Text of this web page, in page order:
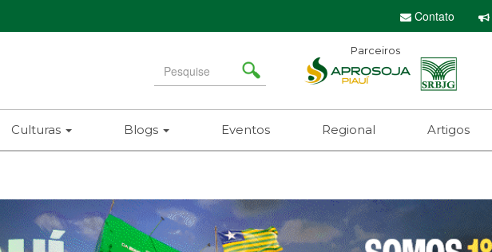
Contato
Search
for
Parceiros
Culturas Blogs Eventos Regional Artigos